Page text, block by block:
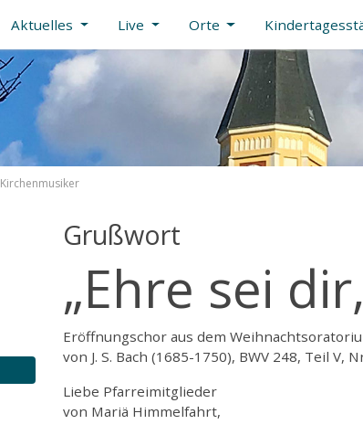
Aktuelles Live Orte
Kirchenmusiker
Grußwort
„Ehre sei
Eröffnungschor aus dem
von J. S. Bach (1685-1750), BWV 248, Teil V,
Liebe Pfarreimitglieder
von Mariä Himmelfahrt,